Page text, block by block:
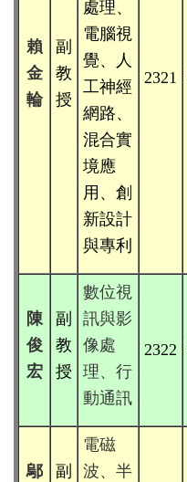
賴
金
輪
副
教
授
處理、
電腦視
覺、人
工神經
網路、
混合實
境應
用、創
新設計
與專利
2321
陳
俊
宏
副
教
授
數位視
訊與影
像處
理、行
動通訊
2322
鄔
副
電磁
波、半